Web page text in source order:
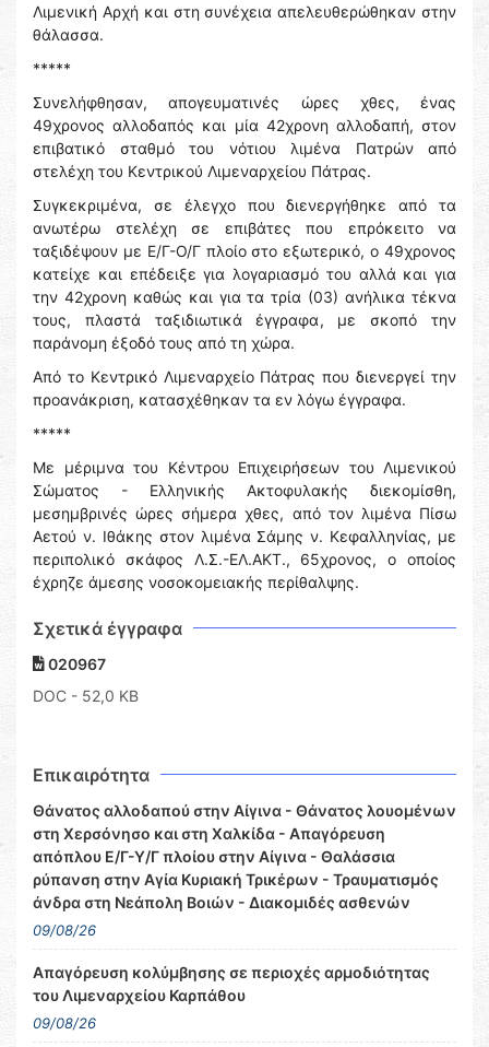
Λιμενική Αρχή και στη συνέχεια απελευθερώθηκαν στην
θάλασσα.
*****
Συνελήφθησαν, απογευματινές ώρες χθες, ένας
49χρονος αλλοδαπός και μία 42χρονη αλλοδαπή, στον
επιβατικό σταθμό του νότιου λιμένα Πατρών από
στελέχη του Κεντρικού Λιμεναρχείου Πάτρας.
Συγκεκριμένα, σε έλεγχο που διενεργήθηκε από τα
ανωτέρω στελέχη σε επιβάτες που επρόκειτο να
ταξιδέψουν με Ε/Γ-Ο/Γ πλοίο στο εξωτερικό, ο 49χρονος
κατείχε και επέδειξε για λογαριασμό του αλλά και για
την 42χρονη καθώς και για τα τρία (03) ανήλικα τέκνα
τους, πλαστά ταξιδιωτικά έγγραφα, με σκοπό την
παράνομη έξοδό τους από τη χώρα.
Από το Κεντρικό Λιμεναρχείο Πάτρας που διενεργεί την
προανάκριση, κατασχέθηκαν τα εν λόγω έγγραφα.
*****
Με μέριμνα του Κέντρου Επιχειρήσεων του Λιμενικού
Σώματος - Ελληνικής Ακτοφυλακής διεκομίσθη,
μεσημβρινές ώρες σήμερα χθες, από τον λιμένα Πίσω
Αετού ν. Ιθάκης στον λιμένα Σάμης ν. Κεφαλληνίας, με
περιπολικό σκάφος Λ.Σ.-ΕΛ.ΑΚΤ., 65χρονος, ο οποίος
έχρηζε άμεσης νοσοκομειακής περίθαλψης.
Σχετικά έγγραφα
020967
DOC - 52,0 KB
Επικαιρότητα
Θάνατος αλλοδαπού στην Αίγινα - Θάνατος λουομένων
στη Χερσόνησο και στη Χαλκίδα - Απαγόρευση
απόπλου Ε/Γ-Υ/Γ πλοίου στην Αίγινα - Θαλάσσια
ρύπανση στην Αγία Κυριακή Τρικέρων - Τραυματισμός
άνδρα στη Νεάπολη Βοιών - Διακομιδές ασθενών
09/08/26
Απαγόρευση κολύμβησης σε περιοχές αρμοδιότητας
του Λιμεναρχείου Καρπάθου
09/08/26